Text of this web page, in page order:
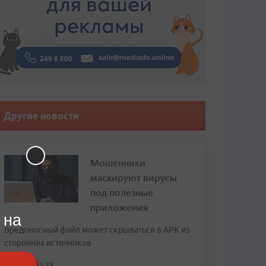
Другие новости
Мошенники
маскируют вирусы
под полезные
приложения
Вредоносный файл может скрываться в APK из
сторонних источников